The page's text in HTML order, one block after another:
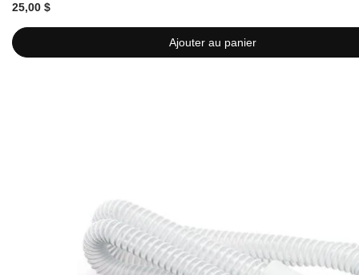
Ajouter au panier
25,00 $